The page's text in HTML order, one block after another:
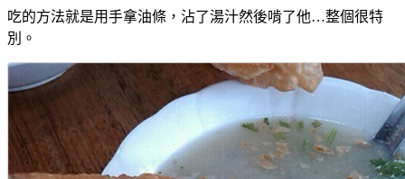
吃的方法就是用手拿油條，沾了湯汁然後啃了他…整個很特
別。